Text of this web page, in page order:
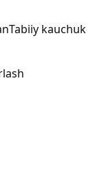
Tabiiy kauchuk